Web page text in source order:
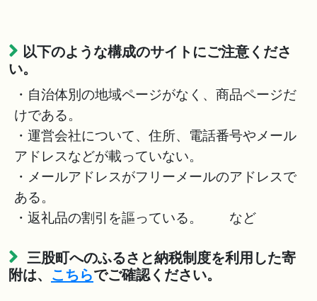
以下のような構成のサイトにご注意くださ
い。
・自治体別の地域ページがなく、商品ページだ
けである。
・運営会社について、住所、電話番号やメール
アドレスなどが載っていない。
・メールアドレスがフリーメールのアドレスで
ある。
・返礼品の割引を謳っている。 など
三股町へのふるさと納税制度を利用した寄
附は、 こちらでご確認ください。